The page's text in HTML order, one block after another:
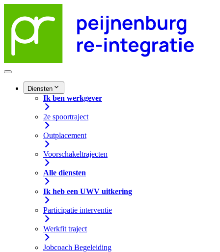
Diensten
Ik ben werkgever
2e spoortraject
Outplacement
Voorschakeltrajecten
Alle diensten
Ik heb een UWV uitkering
Participatie interventie
Werkfit traject
Jobcoach Begeleiding